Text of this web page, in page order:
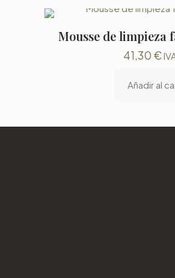
Mousse de limpieza
41,30 €
Añadir al